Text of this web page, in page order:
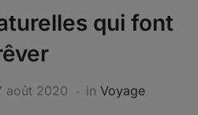
qui font
août 2020 in Voyage